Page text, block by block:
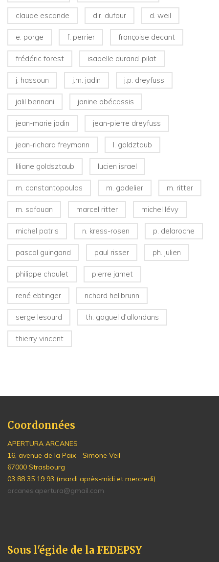
claude escande d.r. dufour d. weil
e. porge f. perrier françoise decant
frédéric forest isabelle durand-pilat
j. hassoun j.m. jadin j.p. dreyfuss
jalil bennani janine abécassis
jean-marie jadin jean-pierre dreyfuss
jean-richard freymann l. goldztaub
liliane goldsztaub lucien israel
m. constantopoulos m. godelier m. ritter
m. safouan marcel ritter michel lévy
michel patris n. kress-rosen p. delaroche
pascal guingand paul risser ph. julien
philippe choulet pierre jamet
rené ebtinger richard hellbrunn
serge lesourd th. goguel d'allondans
thierry vincent
Coordonnées
APERTURA ARCANES
16, avenue de la Paix - Simone Veil
67000 Strasbourg
03 88 35 19 93 (mardi après-midi et mercredi)
arcanes.apertura@gmail.com
Sous l'égide de la FEDEPSY